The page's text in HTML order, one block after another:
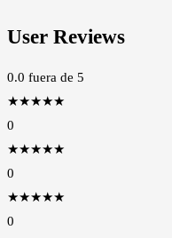
User Reviews
0.0 fuera de 5
★★★★★
0
★★★★★
0
★★★★★
0